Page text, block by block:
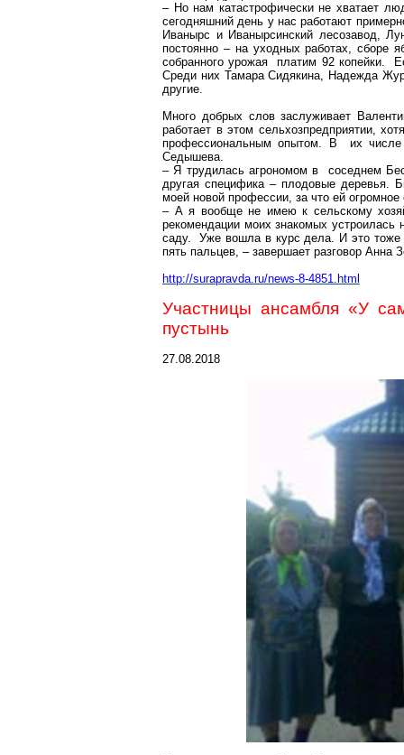
– Но нам катастрофически не хватает
сегодняшний день у нас работают
Иванырс и Иванырсинский лесозавод,
постоянно – на уходных работах, сборе
собранного урожая платим 92 копейки.
Среди них Тамара Сидякина, Надежда
другие.
Много добрых слов заслуживает
работает в этом сельхозпредприятии,
профессиональным опытом. В их числе
Седышева.
– Я трудилась агрономом в соседнем
другая специфика – плодовые деревья.
моей новой профессии, за что ей огромное
– А я вообще не имею к сельскому
рекомендации моих знакомых устроилась
саду. Уже вошла в курс дела. И это тоже
пять пальцев, – завершает разговор Анна
http://surapravda.ru/news-8-4851.html
Участницы ансамбля «У
пустынь
27.08.2018